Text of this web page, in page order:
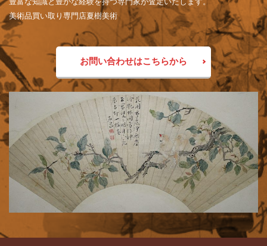
美術品買い取り専門店夏樹美術
お問い合わせはこちらから